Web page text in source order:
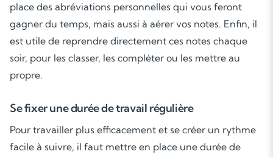
place des abréviations personnelles qui vous feront
gagner du temps, mais aussi à aérer vos notes. Enfin, il
est utile de reprendre directement ces notes chaque
soir, pour les classer, les compléter ou les mettre au
propre.
Se fixer une durée de travail régulière
Pour travailler plus efficacement et se créer un rythme
facile à suivre, il faut mettre en place une durée de